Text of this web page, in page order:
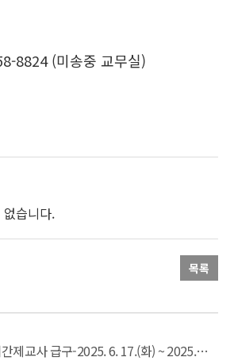
8824 (미송중 교무실)
습니다.
목록
인천 송도 미송중 기간제교사 급구-2025. 6. 17.(화) ~ 2025. 7. 23.(수)